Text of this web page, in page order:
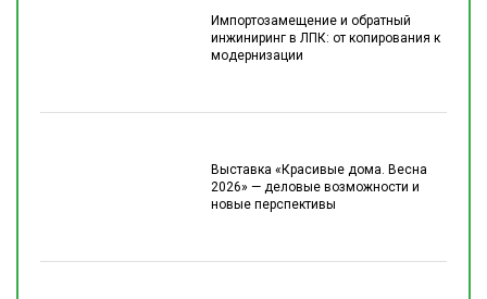
Импортозамещение и обратный
инжиниринг в ЛПК: от копирования к
модернизации
Выставка «Красивые дома. Весна
2026» — деловые возможности и
новые перспективы